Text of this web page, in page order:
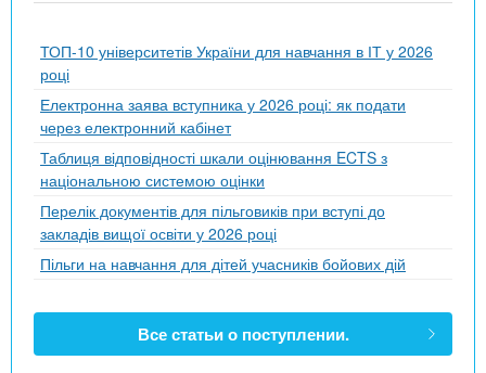
ТОП-10 університетів України для навчання в ІТ у 2026
році
Електронна заява вступника у 2026 році: як подати
через електронний кабінет
Таблиця відповідності шкали оцінювання ECTS з
національною системою оцінки
Перелік документів для пільговиків при вступі до
закладів вищої освіти у 2026 році
Пільги на навчання для дітей учасників бойових дій
Все статьи о поступлении.